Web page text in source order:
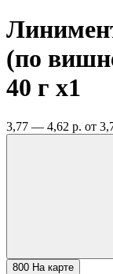
(по
40 г x1
3,77 — 4,62 р. от
800 На карте